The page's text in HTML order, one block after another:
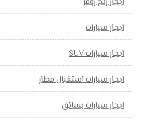
ايجار سيارات
ايجار سيارات SUV
ايجار سيارات استقبال مطار
ايجار سيارات بسائق